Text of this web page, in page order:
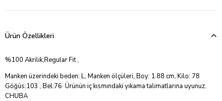
Ürün Özellikleri
%100 Akrilik,Regular Fit ,
Manken üzerindeki beden: L, Manken ölçüleri, Boy: 1.88 cm, Kilo: 78
Göğüs:103 , Bel:76 Ürünün iç kısmındaki yıkama talimatlarına uyunuz.
CHUBA